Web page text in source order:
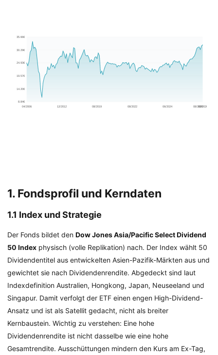
1. Fondsprofil und Kerndaten
1.1 Index und Strategie
Der Fonds bildet den Dow Jones Asia/Pacific Select Dividend
50 Index physisch (volle Replikation) nach. Der Index wählt 50
Dividendentitel aus entwickelten Asien-Pazifik-Märkten aus und
gewichtet sie nach Dividendenrendite. Abgedeckt sind laut
Indexdefinition Australien, Hongkong, Japan, Neuseeland und
Singapur. Damit verfolgt der ETF einen engen High-Dividend-
Ansatz und ist als Satellit gedacht, nicht als breiter
Kernbaustein. Wichtig zu verstehen: Eine hohe
Dividendenrendite ist nicht dasselbe wie eine hohe
Gesamtrendite. Ausschüttungen mindern den Kurs am Ex-Tag,